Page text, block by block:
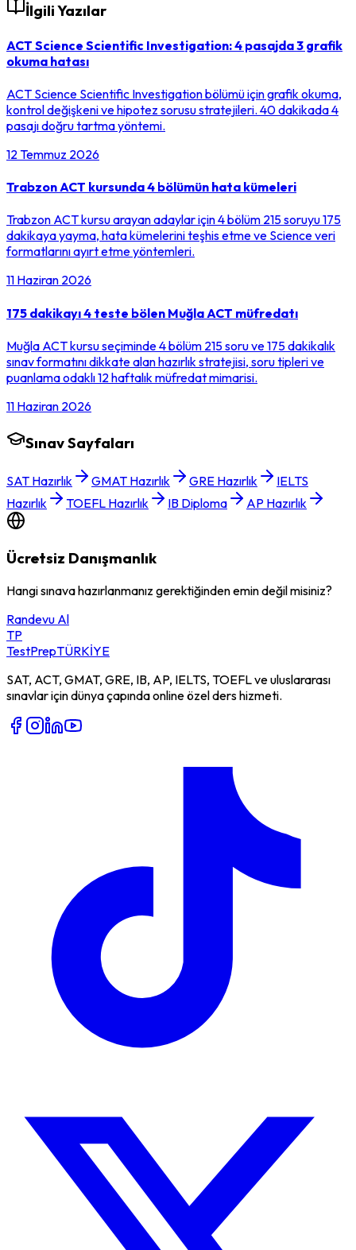
İlgili Yazılar
ACT Science Scientific Investigation: 4 pasajda 3 grafik
okuma hatası
ACT Science Scientific Investigation bölümü için grafik okuma,
kontrol değişkeni ve hipotez sorusu stratejileri. 40 dakikada 4
pasajı doğru tartma yöntemi.
12 Temmuz 2026
Trabzon ACT kursunda 4 bölümün hata kümeleri
Trabzon ACT kursu arayan adaylar için 4 bölüm 215 soruyu 175
dakikaya yayma, hata kümelerini teşhis etme ve Science veri
formatlarını ayırt etme yöntemleri.
11 Haziran 2026
175 dakikayı 4 teste bölen Muğla ACT müfredatı
Muğla ACT kursu seçiminde 4 bölüm 215 soru ve 175 dakikalık
sınav formatını dikkate alan hazırlık stratejisi, soru tipleri ve
puanlama odaklı 12 haftalık müfredat mimarisi.
11 Haziran 2026
Sınav Sayfaları
SAT Hazırlık GMAT Hazırlık GRE Hazırlık
IELTS
Hazırlık
TOEFL Hazırlık IB Diploma AP Hazırlık
Ücretsiz Danışmanlık
Hangi sınava hazırlanmanız gerektiğinden emin değil misiniz?
Randevu Al
TP
TestPrepTÜRKİYE
SAT, ACT, GMAT, GRE, IB, AP, IELTS, TOEFL ve uluslararası
sınavlar için dünya çapında online özel ders hizmeti.